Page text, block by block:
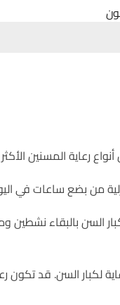
رعاية المسنين
24 ساعة في اليوم، 7 أيام
السن بالبقاء
لكبار السن. قد تكون